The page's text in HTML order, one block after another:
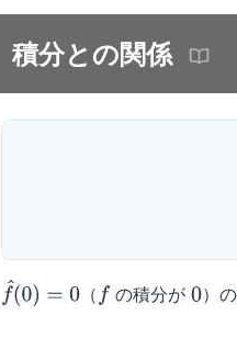
積分との関係
f^(0) =0 （f の積分が0）